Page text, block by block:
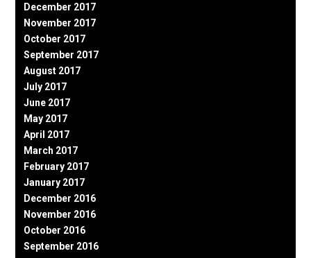
December 2017
November 2017
October 2017
September 2017
August 2017
July 2017
June 2017
May 2017
April 2017
March 2017
February 2017
January 2017
December 2016
November 2016
October 2016
September 2016